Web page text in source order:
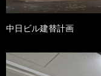
中日ビル建替計画